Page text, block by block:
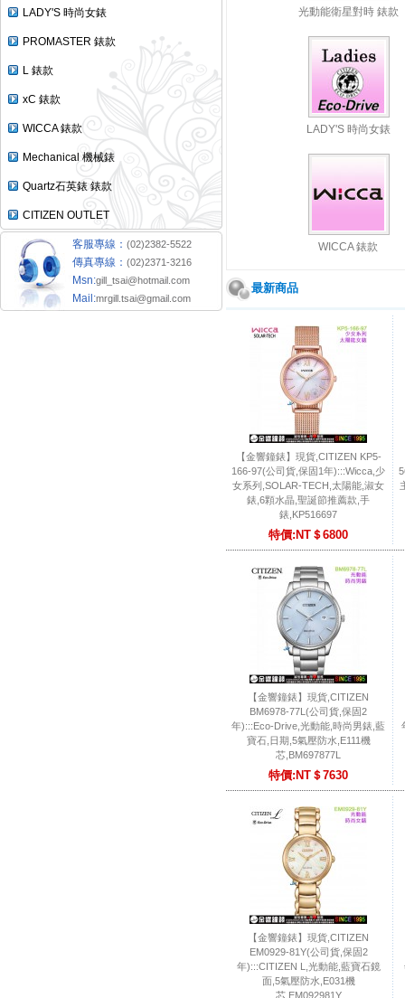
LADY'S 時尚女錶
PROMASTER 錶款
L 錶款
xC 錶款
WICCA 錶款
Mechanical 機械錶
Quartz石英錶 錶款
CITIZEN OUTLET
客服專線： (02)2382-5522
傳真專線： (02)2371-3216
Msn:gill_tsai@hotmail.com
Mail:mrgill.tsai@gmail.com
光動能衛星對時 錶款
LADY'S 時尚女錶
WICCA 錶款
最新商品
【金響鐘錶】現貨,CITIZEN KP5-
166-97(公司貨,保固1年):::Wicca,少
女系列,SOLAR-TECH,太陽能,淑女
錶,6顆水晶,聖誕節推薦款,手
錶,KP516697
特價:NT＄6800
【金響鐘錶】現貨,CITIZEN
BM6978-77L(公司貨,保固2
年):::Eco-Drive,光動能,時尚男錶,藍
寶石,日期,5氣壓防水,E111機
芯,BM697877L
特價:NT＄7630
【金響鐘錶】現貨,CITIZEN
EM0929-81Y(公司貨,保固2
年):::CITIZEN L,光動能,藍寶石鏡
面,5氣壓防水,E031機
芯,EM092981Y